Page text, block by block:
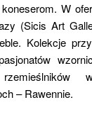
W
(Sicis Art
Kolekcje
rzemieślników
– Rawennie.